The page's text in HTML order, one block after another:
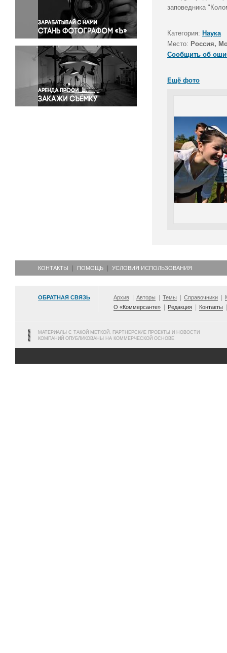
Правосудие
Происшествия и конфликты
Религия
Светская жизнь
Спорт
Экология
Экономика и бизнес
заповедника
Категория: Наука
Место: Россия,
Сообщить об
Ещё фото
КОНТАКТЫ ПОМОЩЬ УСЛОВИЯ ИСПОЛЬЗОВАНИЯ
ОБРАТНАЯ СВЯЗЬ Архив Авторы Темы Справочники
О «Коммерсанте»
Редакция Контакты
МАТЕРИАЛЫ С ТАКОЙ МЕТКОЙ, ПАРТНЕРСКИЕ ПРОЕКТЫ И НОВОСТИ
КОМПАНИЙ ОПУБЛИКОВАНЫ НА КОММЕРЧЕСКОЙ ОСНОВЕ